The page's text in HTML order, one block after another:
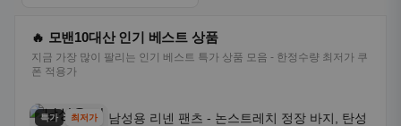
🔥 모밴10대산 인기 베스트 상품
지금 가장 많이 팔리는 인기 베스트 특가 상품 모음 - 한정수량 최저가 쿠
폰 적용가
특가 최저가
남성용 리넨 팬츠 - 논스트레치 정장 바지, 탄성